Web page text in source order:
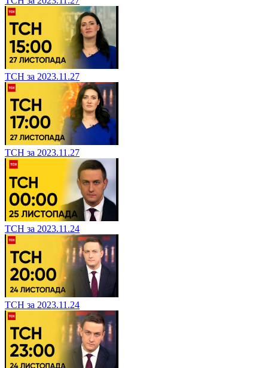
ТСН за 2023.11.27
ТСН за 2023.11.27
ТСН за 2023.11.24
ТСН за 2023.11.24